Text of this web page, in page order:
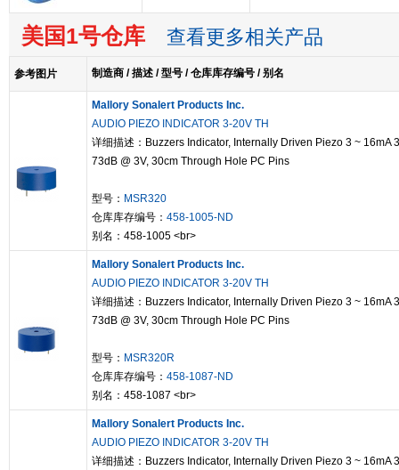
美国1号仓库 查看更多相关产品
参考图片 制造商 / 描述 / 型号 / 仓库库存编号 / 别名
Mallory Sonalert Products Inc.
AUDIO PIEZO INDICATOR 3-20V TH
详细描述：Buzzers Indicator, Internally Driven Piezo 3 ~ 16mA
73dB @ 3V, 30cm Through Hole PC Pins
型号： MSR320
仓库库存编号： 458-1005-ND
别名：458-1005 <br>
Mallory Sonalert Products Inc.
AUDIO PIEZO INDICATOR 3-20V TH
详细描述：Buzzers Indicator, Internally Driven Piezo 3 ~ 16mA
73dB @ 3V, 30cm Through Hole PC Pins
型号： MSR320R
仓库库存编号： 458-1087-ND
别名：458-1087 <br>
Mallory Sonalert Products Inc.
AUDIO PIEZO INDICATOR 3-20V TH
详细描述：Buzzers Indicator, Internally Driven Piezo 3 ~ 16mA